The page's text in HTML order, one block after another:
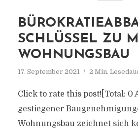
SCHLÜSSEL ZU
WOHNUNGSBAU
17. September 2021 2 Min.
Click to rate this post![Total: 0
gestiegener
Wohnungsbau zeichnet sich